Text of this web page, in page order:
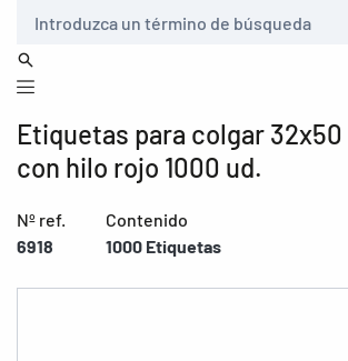
Etiquetas para colgar 32x50
con hilo rojo 1000 ud.
Nº ref.
6918
Contenido
1000 Etiquetas